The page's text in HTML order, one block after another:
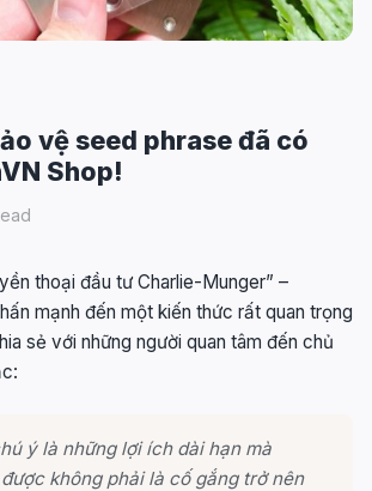
vệ seed phrase đã có
Shop!
thoại đầu tư Charlie-Munger” –
mạnh đến một kiến thức rất quan trọng
sẻ với những người quan tâm đến chủ
ý là những lợi ích dài hạn mà
không phải là cố gắng trở nên